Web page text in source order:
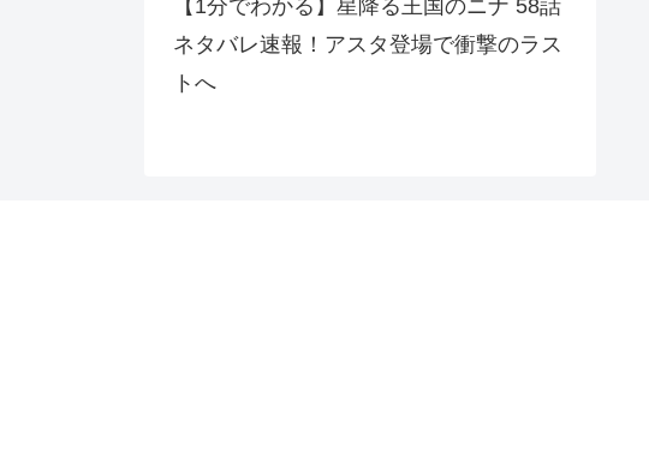
【1分でわかる】星降る王国のニナ 58話
ネタバレ速報！アスタ登場で衝撃のラス
トへ